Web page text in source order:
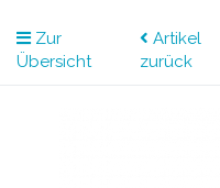
Zur
Übersicht
Artikel
zurück